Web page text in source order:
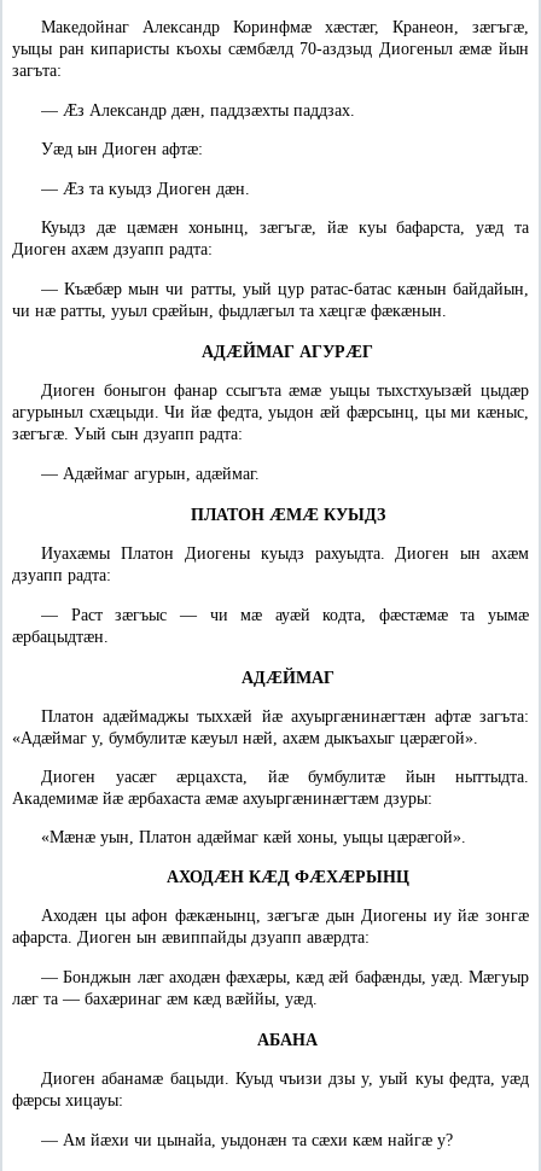
Македойнаг Александр Коринфмæ хæстæг, Кранеон, зæгъгæ,
уыцы ран кипаристы къохы сæмбæлд 70-аздзыд Диогеныл æмæ йын
загъта:
—Ӕз Александр дæн, паддзæхты паддзах.
Уæд ын Диоген афтæ:
—Ӕз та куыдз Диоген дæн.
Куыдз дæ цæмæн хонынц, зæгъгæ, йæ куы бафарста, уæд та
Диоген ахæм дзуапп радта:
—Къæбæр мын чи ратты, уый цур ратас-батас кæнын байдайын,
чи нæ ратты, ууыл срæйын, фыдлæгыл та хæцгæ фæкæнын.
АДÆЙМАГ АГУРÆГ
Диоген боныгон фанар ссыгъта æмæ уыцы тыхстхуызæй цыдæр
агурыныл схæцыди. Чи йæ федта, уыдон æй фæрсынц, цы ми кæныс,
зæгъгæ. Уый сын дзуапп радта:
—Адæймаг агурын, адæймаг.
ПЛАТОН ÆМÆ КУЫДЗ
Иуахæмы Платон Диогены куыдз рахуыдта. Диоген ын ахæм
дзуапп радта:
—
Раст зæгъыс — чи мæ ауæй кодта, фæстæмæ та уымæ
æрбацыдтæн.
АДÆЙМАГ
Платон адæймаджы тыххæй йæ ахуыргæнинæгтæн афтæ загъта:
«Адæймаг у, бумбулитæ кæуыл нæй, ахæм дыкъахыг цæрæгой».
Диоген уасæг æрцахста, йæ бумбулитæ йын ныттыдта.
Академимæ йæ æрбахаста æмæ ахуыргæнинæгтæм дзуры:
«Мæнæ уын, Платон адæймаг кæй хоны, уыцы цæрæгой».
АХОДÆН КÆД ФÆХÆРЫНЦ
Аходæн цы афон фæкæнынц, зæгъгæ дын Диогены иу йæ зонгæ
афарста. Диоген ын æвиппайды дзуапп авæрдта:
—Бонджын лæг аходæн фæхæры, кæд æй бафæнды, уæд. Мæгуыр
лæг та — бахæринаг æм кæд вæййы, уæд.
АБАНА
Диоген абанамæ бацыди. Куыд чъизи дзы у, уый куы федта, уæд
фæрсы хицауы:
—Ам йæхи чи цынайа, уыдонæн та сæхи кæм найгæ у?